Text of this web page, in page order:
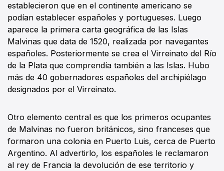
establecieron que en el continente americano se
podían establecer españoles y portugueses. Luego
aparece la primera carta geográfica de las Islas
Malvinas que data de 1520, realizada por navegantes
españoles. Posteriormente se crea el Virreinato del Río
de la Plata que comprendía también a las Islas. Hubo
más de 40 gobernadores españoles del archipiélago
designados por el Virreinato.
Otro elemento central es que los primeros ocupantes
de Malvinas no fueron británicos, sino franceses que
formaron una colonia en Puerto Luis, cerca de Puerto
Argentino. Al advertirlo, los españoles le reclamaron
al rey de Francia la devolución de ese territorio y